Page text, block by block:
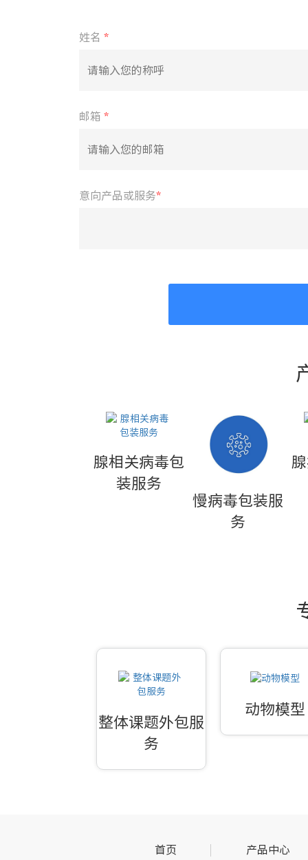
姓名 *
邮箱 *
意向产品或服务*
腺相关病毒包
装服务
慢病毒包装服
务
整体课题外包服
务
动物模型
首页 产品中心